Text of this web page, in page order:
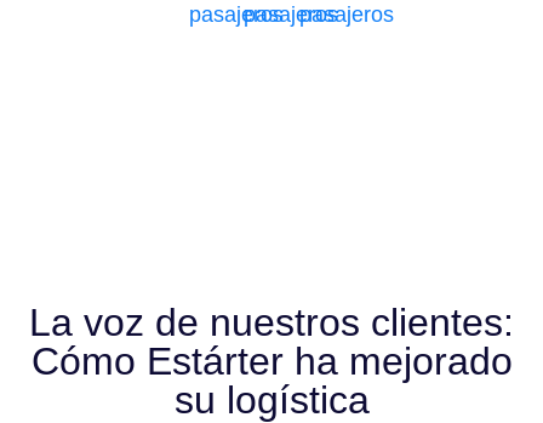
pasajerospasajerospasajeros
La voz de nuestros clientes:
Cómo Estárter ha mejorado
su logística